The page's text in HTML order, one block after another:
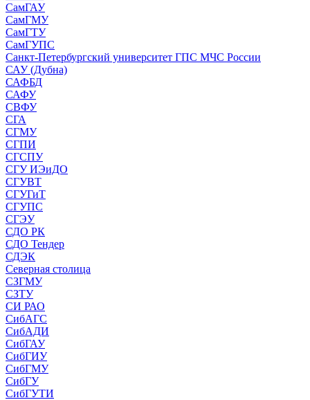
СамГАУ
СамГМУ
СамГТУ
СамГУПС
Санкт-Петербургский университет ГПС МЧС России
САУ (Дубна)
САФБД
САФУ
СВФУ
СГА
СГМУ
СГПИ
СГСПУ
СГУ ИЭиДО
СГУВТ
СГУГиТ
СГУПС
СГЭУ
СДО РК
СДО Тендер
СДЭК
Северная столица
СЗГМУ
СЗТУ
СИ РАО
СибАГС
СибАДИ
СибГАУ
СибГИУ
СибГМУ
СибГУ
СибГУТИ